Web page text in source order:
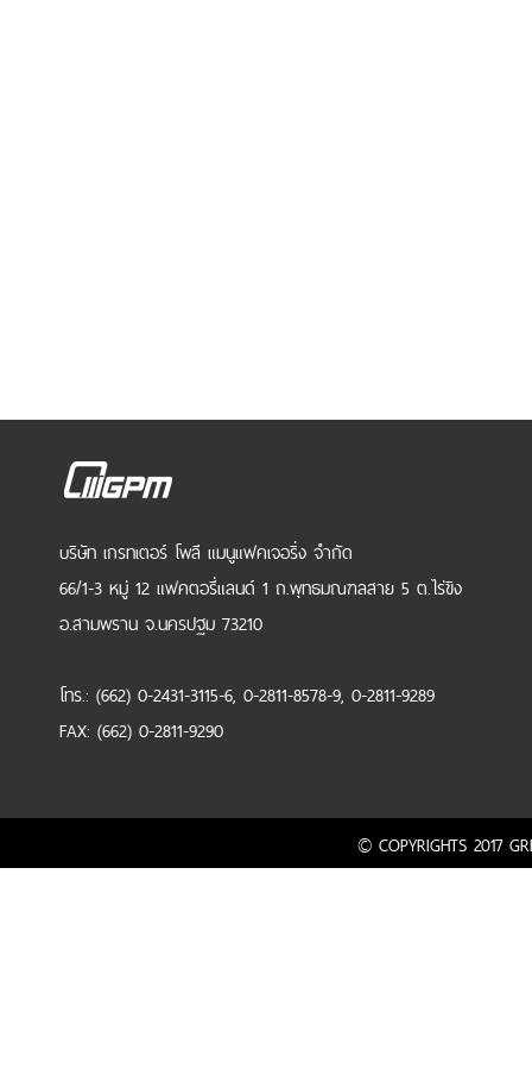
บริษัท เกรทเตอร์ โพลี แมนูแฟคเจอริ่ง จำกัด
66/1-3 หมู่ 12 แฟคตอรี่แลนด์ 1 ถ.พุทธมณฑลสาย 5 ต.ไร่ขิง
อ.สามพราน จ.นครปฐม 73210
โทร.: (662) 0-2431-3115-6, 0-2811-8578-9, 0-2811-9289
FAX: (662) 0-2811-9290
© COPYRIGHTS 2017